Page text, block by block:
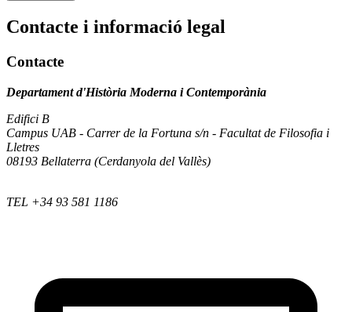
Contacte i informació legal
Contacte
Departament d'Història Moderna i Contemporània
Edifici B
Campus UAB - Carrer de la Fortuna s/n - Facultat de Filosofia i
Lletres
08193 Bellaterra (Cerdanyola del Vallès)
TEL +34 93 581 1186